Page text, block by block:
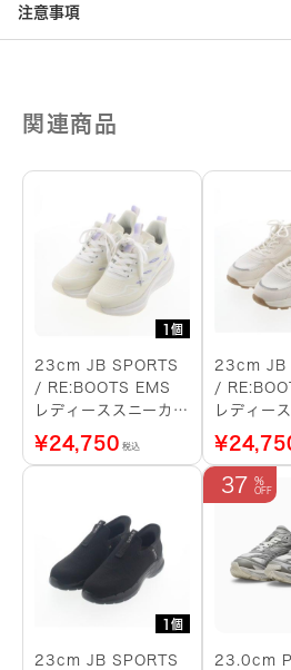
ス
ワ
注意事項
関連商品
1個
23cm JB SPORTS
/ RE:BOOTS EMS
レディーススニーカー
（パープル）
¥24,750 税込
23cm JB
/
レディー
（白）
¥
1個
23cm JB SPORTS
37
23.0cm